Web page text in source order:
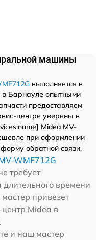
машины
выполняется в
в Барнауле опытными
предоставляем
центре уверены в
Midea MV-
при оформлении
обратной связи.
WMF712G
требует
времени
привезет
Midea в
и наш мастер